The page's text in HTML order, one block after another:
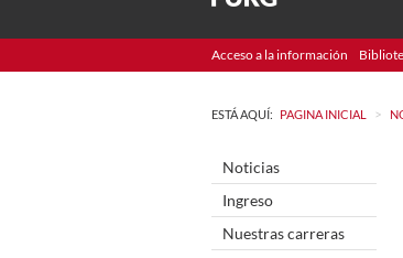
Acceso a la información
ESTÁ AQUÍ: PAGINA INICIAL >
Noticias
Ingreso
Nuestras carreras